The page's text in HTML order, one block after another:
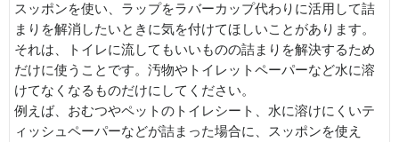
スッポンを使い、ラップをラバーカップ代わりに活用して詰
まりを解消したいときに気を付けてほしいことがあります。
それは、トイレに流してもいいものの詰まりを解決するため
だけに使うことです。汚物やトイレットペーパーなど水に溶
けてなくなるものだけにしてください。
例えば、おむつやペットのトイレシート、水に溶けにくいテ
ィッシュペーパーなどが詰まった場合に、スッポンを使え